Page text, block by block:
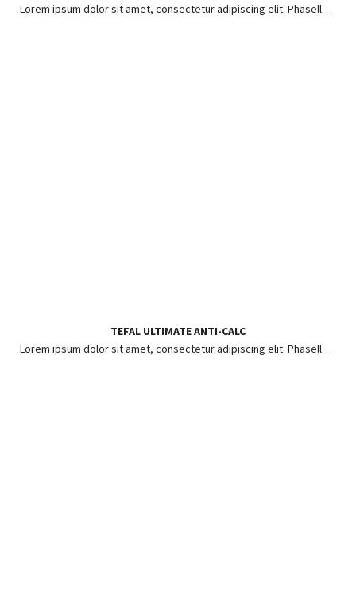
Lorem ipsum dolor sit amet, consectetur adipiscing elit. Phasellus ut risus pharetra, posuere enim in, hendrerit lorem.
TEFAL ULTIMATE ANTI-CALC
Lorem ipsum dolor sit amet, consectetur adipiscing elit. Phasellus ut risus pharetra, posuere enim in, hendrerit lorem.